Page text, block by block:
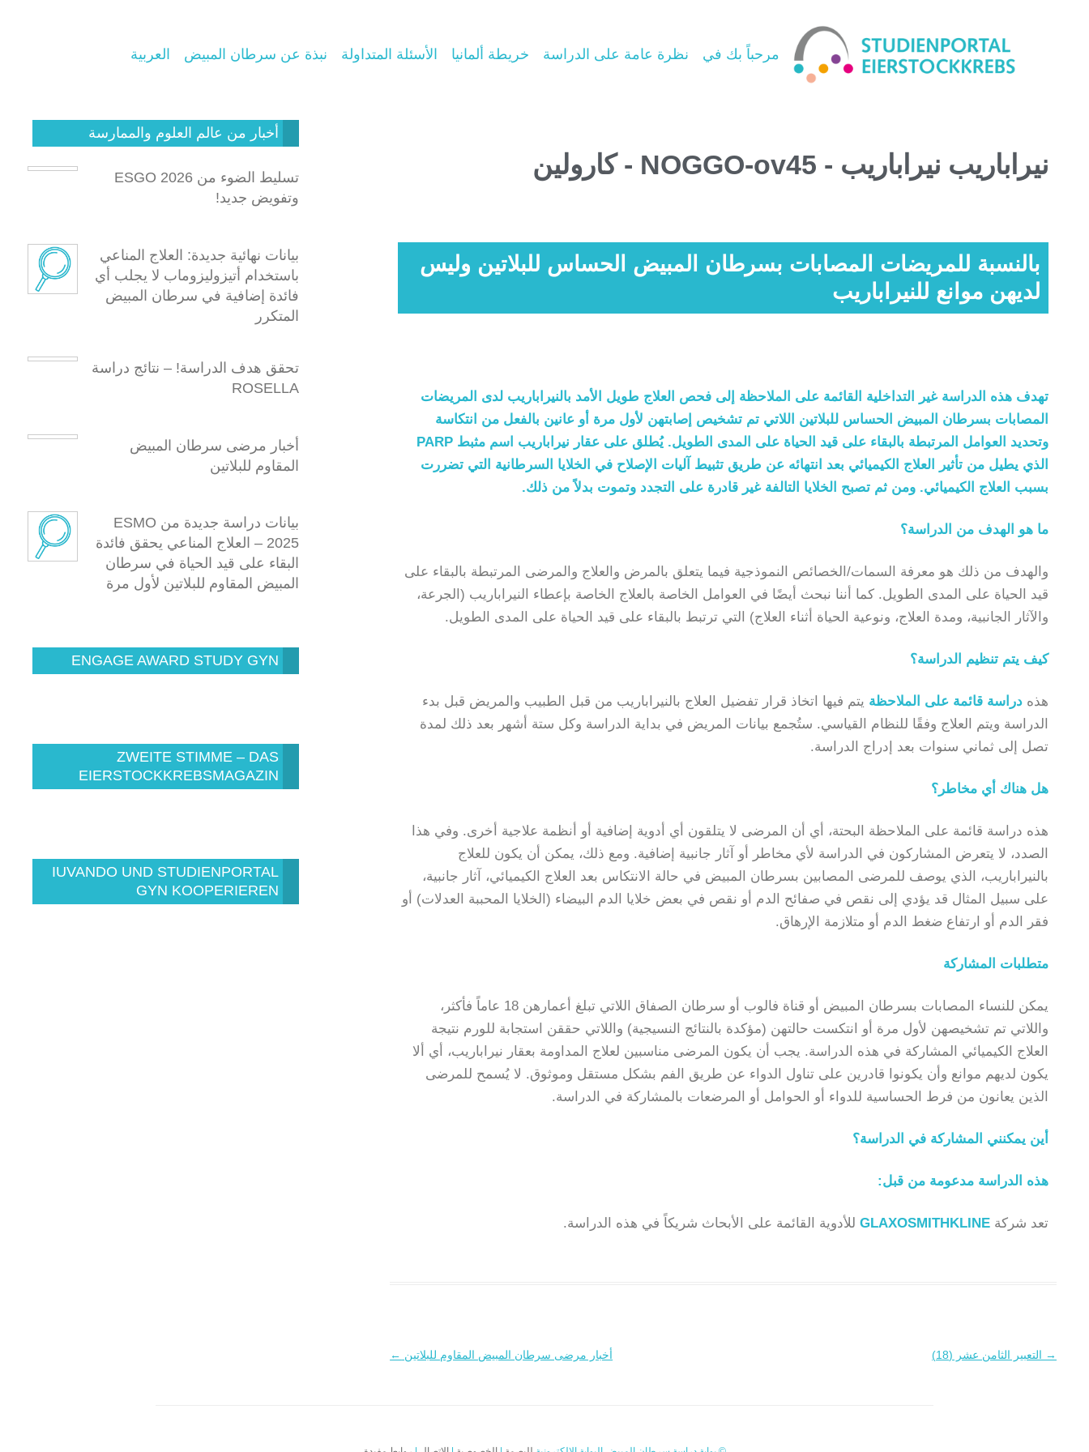
مرحباً بك في نظرة عامة على الدراسة خريطة ألمانيا الأسئلة المتداولة نبذة عن سرطان المبيض العربية
نيراباريب نيراباريب - NOGGO-ov45 - كارولين
بالنسبة للمريضات المصابات بسرطان المبيض الحساس للبلاتين وليس
لديهن موانع للنيراباريب
تهدف هذه الدراسة غير التداخلية القائمة على الملاحظة إلى فحص العلاج طويل الأمد بالنيراباريب لدى المريضات
المصابات بسرطان المبيض الحساس للبلاتين اللاتي تم تشخيص إصابتهن لأول مرة أو عانين بالفعل من انتكاسة
وتحديد العوامل المرتبطة بالبقاء على قيد الحياة على المدى الطويل. يُطلق على عقار نيراباريب اسم مثبط PARP
الذي يطيل من تأثير العلاج الكيميائي بعد انتهائه عن طريق تثبيط آليات الإصلاح في الخلايا السرطانية التي تضررت
بسبب العلاج الكيميائي. ومن ثم تصبح الخلايا التالفة غير قادرة على التجدد وتموت بدلاً من ذلك.
ما هو الهدف من الدراسة؟
والهدف من ذلك هو معرفة السمات/الخصائص النموذجية فيما يتعلق بالمرض والعلاج والمرضى المرتبطة بالبقاء على
قيد الحياة على المدى الطويل. كما أننا نبحث أيضًا في العوامل الخاصة بالعلاج الخاصة بإعطاء النيراباريب (الجرعة،
والآثار الجانبية، ومدة العلاج، ونوعية الحياة أثناء العلاج) التي ترتبط بالبقاء على قيد الحياة على المدى الطويل.
كيف يتم تنظيم الدراسة؟
هذه دراسة قائمة على الملاحظة يتم فيها اتخاذ قرار تفضيل العلاج بالنيراباريب من قبل الطبيب والمريض قبل بدء
الدراسة ويتم العلاج وفقًا للنظام القياسي. ستُجمع بيانات المريض في بداية الدراسة وكل ستة أشهر بعد ذلك لمدة
تصل إلى ثماني سنوات بعد إدراج الدراسة.
هل هناك أي مخاطر؟
هذه دراسة قائمة على الملاحظة البحتة، أي أن المرضى لا يتلقون أي أدوية إضافية أو أنظمة علاجية أخرى. وفي هذا
الصدد، لا يتعرض المشاركون في الدراسة لأي مخاطر أو آثار جانبية إضافية. ومع ذلك، يمكن أن يكون للعلاج
بالنيراباريب، الذي يوصف للمرضى المصابين بسرطان المبيض في حالة الانتكاس بعد العلاج الكيميائي، آثار جانبية،
على سبيل المثال قد يؤدي إلى نقص في صفائح الدم أو نقص في بعض خلايا الدم البيضاء (الخلايا المحببة العدلات) أو
فقر الدم أو ارتفاع ضغط الدم أو متلازمة الإرهاق.
متطلبات المشاركة
يمكن للنساء المصابات بسرطان المبيض أو قناة فالوب أو سرطان الصفاق اللاتي تبلغ أعمارهن 18 عاماً فأكثر،
واللاتي تم تشخيصهن لأول مرة أو انتكست حالتهن (مؤكدة بالنتائج النسيجية) واللاتي حققن استجابة للورم نتيجة
العلاج الكيميائي المشاركة في هذه الدراسة. يجب أن يكون المرضى مناسبين لعلاج المداومة بعقار نيراباريب، أي ألا
يكون لديهم موانع وأن يكونوا قادرين على تناول الدواء عن طريق الفم بشكل مستقل وموثوق. لا يُسمح للمرضى
الذين يعانون من فرط الحساسية للدواء أو الحوامل أو المرضعات بالمشاركة في الدراسة.
أين يمكنني المشاركة في الدراسة؟
هذه الدراسة مدعومة من قبل:
تعد شركة GLAXOSMITHKLINE للأدوية القائمة على الأبحاث شريكاً في هذه الدراسة.
تصفّح
→ التعبير الثامن عشر (18) أخبار مرضى سرطان المبيض المقاوم للبلاتين ←
أخبار من عالم العلوم والممارسة
تسليط الضوء من ESGO 2026
وتفويض جديد!
بيانات نهائية جديدة: العلاج المناعي
باستخدام أتيزوليزوماب لا يجلب أي
فائدة إضافية في سرطان المبيض
المتكرر
تحقق هدف الدراسة! – نتائج دراسة
ROSELLA
أخبار مرضى سرطان المبيض
المقاوم للبلاتين
بيانات دراسة جديدة من ESMO
2025 – العلاج المناعي يحقق فائدة
البقاء على قيد الحياة في سرطان
المبيض المقاوم للبلاتين لأول مرة
ENGAGE AWARD STUDY GYN
ZWEITE STIMME – DAS
EIERSTOCKKREBSMAGAZIN
IUVANDO UND STUDIENPORTAL
GYN KOOPERIEREN